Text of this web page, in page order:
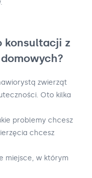
konsultacji z
zwierząt
Oto kilka
problemy chcesz
chcesz
miejsce, w którym